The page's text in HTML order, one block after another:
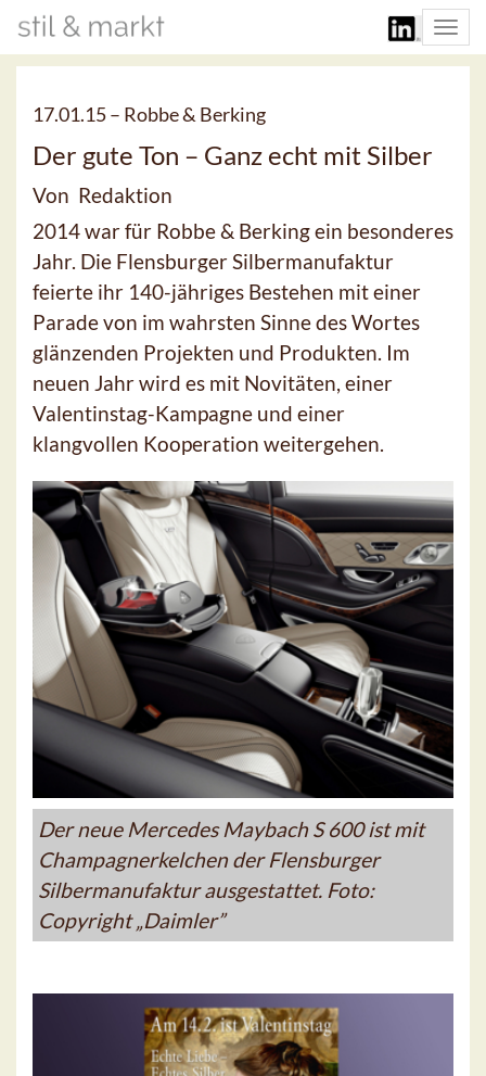
17.01.15 – Robbe & Berking
Der gute Ton – Ganz echt mit Silber
Von Redaktion
2014 war für Robbe & Berking ein besonderes
Jahr. Die Flensburger Silbermanufaktur
feierte ihr 140-jähriges Bestehen mit einer
Parade von im wahrsten Sinne des Wortes
glänzenden Projekten und Produkten. Im
neuen Jahr wird es mit Novitäten, einer
Valentinstag-Kampagne und einer
klangvollen Kooperation weitergehen.
Der neue Mercedes Maybach S 600 ist mit
Champagnerkelchen der Flensburger
Silbermanufaktur ausgestattet. Foto:
Copyright „Daimler”